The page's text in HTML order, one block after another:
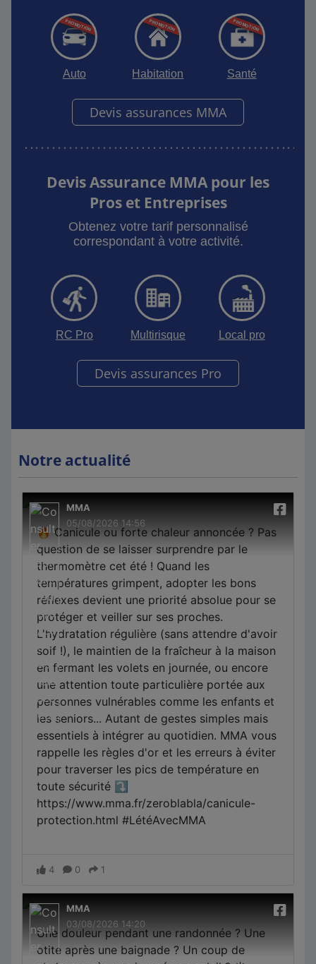
Auto Habitation Santé
Devis assurances MMA
Devis Assurance MMA pour les
Pros et Entreprises
Obtenez votre tarif personnalisé
correspondant à votre activité.
RC Pro Multirisque Local pro
Devis assurances Pro
Notre actualité